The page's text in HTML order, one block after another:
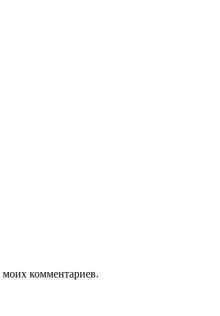
моих комментариев.